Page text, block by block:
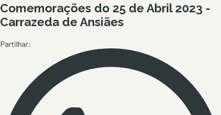
Comemorações do 25 de Abril 2023 -
Carrazeda de Ansiães
Partilhar: